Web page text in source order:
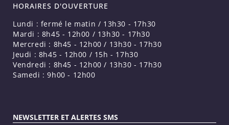
HORAIRES D'OUVERTURE
Lundi : fermé le matin / 13h30 - 17h30
Mardi : 8h45 - 12h00 / 13h30 - 17h30
Mercredi : 8h45 - 12h00 / 13h30 - 17h30
Jeudi : 8h45 - 12h00 / 15h - 17h30
Vendredi : 8h45 - 12h00 / 13h30 - 17h30
Samedi : 9h00 - 12h00
NEWSLETTER ET ALERTES SMS